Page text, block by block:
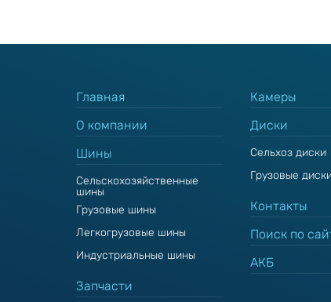
Главная
О компании
Шины
Сельскохозяйственные
шины
Грузовые шины
Легкогрузовые шины
Индустриальные шины
Запчасти
Камеры
Диски
Сельхоз диски
Грузовые
Контакты
Поиск по
АКБ